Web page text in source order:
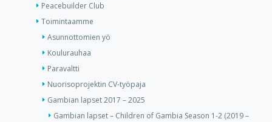
Peacebuilder Club
Toimintaamme
Asunnottomien yö
Koulurauhaa
Paravaltti
Nuorisoprojektin CV-työpaja
Gambian lapset 2017 – 2025
Gambian lapset – Children of Gambia Season 1-2 (2019 –